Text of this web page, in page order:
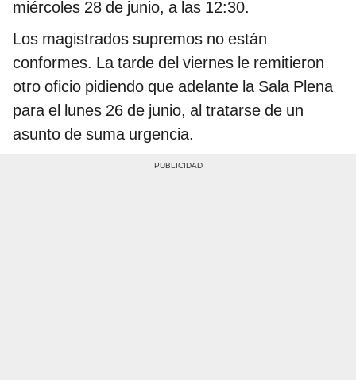
miércoles 28 de junio, a las 12:30.
Los magistrados supremos no están
conformes. La tarde del viernes le remitieron
otro oficio pidiendo que adelante la Sala Plena
para el lunes 26 de junio, al tratarse de un
asunto de suma urgencia.